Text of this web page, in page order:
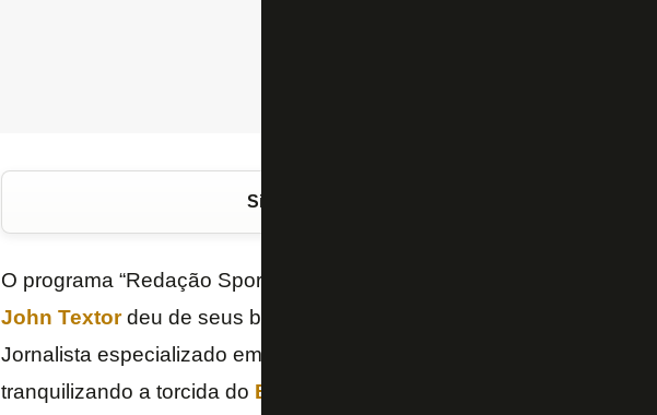
Siga o FogãoNET
O programa “Redação SporTV” debateu na manhã desta sexta-feira
John Textordeu de seus bens pessoais no empréstimo para a
Jornalista especializado em negócios no esporte,
tranquilizando a torcida do Botafogo